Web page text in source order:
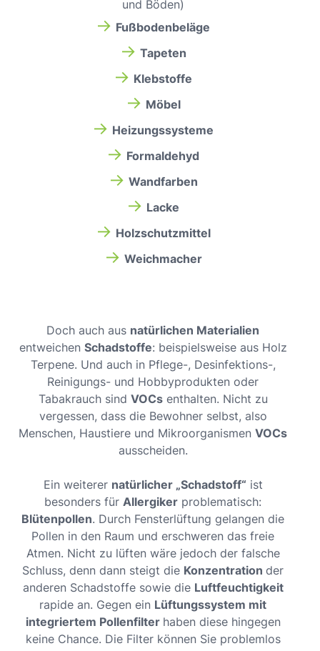
und Böden)
→ Fußbodenbeläge
→ Tapeten
→ Klebstoffe
→ Möbel
→ Heizungssysteme
→ Formaldehyd
→ Wandfarben
→ Lacke
→ Holzschutzmittel
→ Weichmacher
Doch auch aus natürlichen Materialien
entweichen Schadstoffe: beispielsweise aus Holz
Terpene. Und auch in Pflege-, Desinfektions-,
Reinigungs- und Hobbyprodukten oder
Tabakrauch sind VOCsenthalten. Nicht zu
vergessen, dass die Bewohner selbst, also
Menschen, Haustiere und Mikroorganismen VOCs
ausscheiden.
Ein weiterer natürlicher „Schadstoff“ ist
besonders für Allergiker problematisch:
Blütenpollen. Durch Fensterlüftung gelangen die
Pollen in den Raum und erschweren das freie
Atmen. Nicht zu lüften wäre jedoch der falsche
Schluss, denn dann steigt die Konzentration der
anderen Schadstoffe sowie die Luftfeuchtigkeit
rapide an. Gegen ein Lüftungssystem mit
integriertem Pollenfilter haben diese hingegen
keine Chance. Die Filter können Sie problemlos